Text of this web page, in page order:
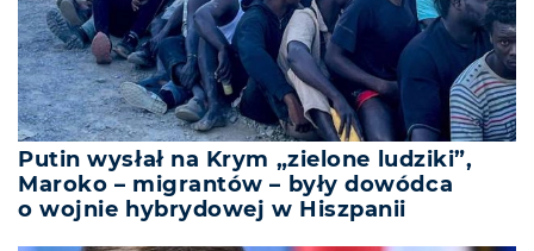
Putin wysłał na Krym „zielone ludziki”,
Maroko – migrantów – były dowódca
o wojnie hybrydowej w Hiszpanii